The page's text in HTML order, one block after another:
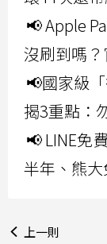
📢 Apple
沒刷到嗎
📢國家級
揭3重點：
📢 LINE免
半年、熊
上一則